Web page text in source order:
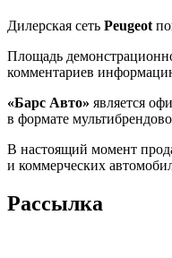
Дилерская сеть Peugeot
Площадь
комментариев
«Барс Авто» является
в формате
В настоящий момент
и коммерческих
Рассылка